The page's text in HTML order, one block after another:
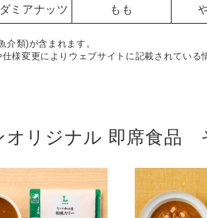
ミアナッツ もも
類)が含まれます。
様変更によりウェブサイトに記載されている
オリジナル 即席食品